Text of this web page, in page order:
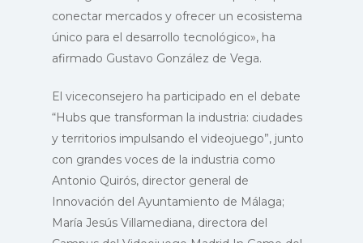
conectar mercados y ofrecer un ecosistema
único para el desarrollo tecnológico», ha
afirmado Gustavo González de Vega.
El viceconsejero ha participado en el debate
“Hubs que transforman la industria: ciudades
y territorios impulsando el videojuego”, junto
con grandes voces de la industria como
Antonio Quirós, director general de
Innovación del Ayuntamiento de Málaga;
María Jesús Villamediana, directora del